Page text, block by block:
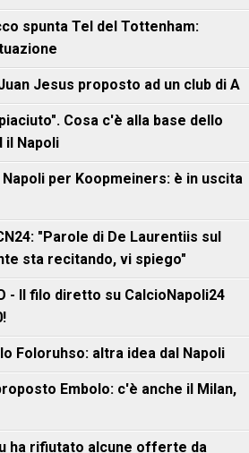
spunta Tel del Tottenham:
Jesus proposto ad un club di A
Cosa c'è alla base dello
il Napoli
per Koopmeiners: è in uscita
"Parole di De Laurentiis sul
sta recitando, vi spiego"
- Il filo diretto su CalcioNapoli24
Foloruhso: altra idea dal Napoli
Embolo: c'è anche il Milan,
ha rifiutato alcune offerte da